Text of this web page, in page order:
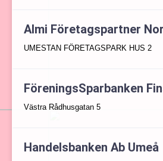
Almi Företagspartner
UMESTAN FÖRETAGSPARK HUS 2
FöreningsSparbanken
Västra Rådhusgatan 5
Handelsbanken Ab Umeå